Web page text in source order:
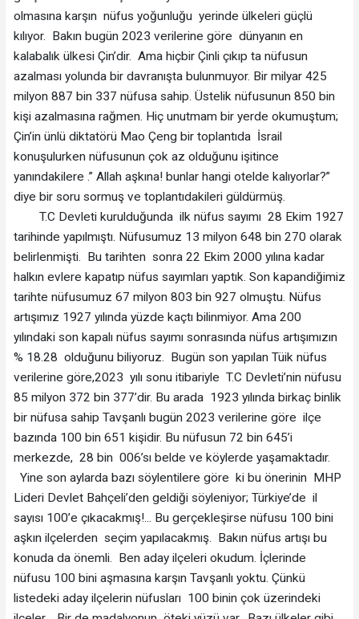
olmasına karşın nüfus yoğunluğu yerinde ülkeleri güçlü
kılıyor. Bakın bugün 2023 verilerine göre dünyanın en
kalabalık ülkesi Çin’dir. Ama hiçbir Çinli çıkıp ta nüfusun
azalması yolunda bir davranışta bulunmuyor. Bir milyar 425
milyon 887 bin 337 nüfusa sahip. Üstelik nüfusunun 850 bin
kişi azalmasına rağmen. Hiç unutmam bir yerde okumuştum;
Çin’in ünlü diktatörü Mao Çeng bir toplantıda İsrail
konuşulurken nüfusunun çok az olduğunu işitince
yanındakilere .” Allah aşkına! bunlar hangi otelde kalıyorlar?”
diye bir soru sormuş ve toplantıdakileri güldürmüş.
T.C Devleti kurulduğunda ilk nüfus sayımı 28 Ekim 1927
tarihinde yapılmıştı. Nüfusumuz 13 milyon 648 bin 270 olarak
belirlenmişti. Bu tarihten sonra 22 Ekim 2000 yılına kadar
halkın evlere kapatıp nüfus sayımları yaptık. Son kapandiğimiz
tarihte nüfusumuz 67 milyon 803 bin 927 olmuştu. Nüfus
artışımız 1927 yılında yüzde kaçtı bilinmiyor. Ama 200
yılındaki son kapalı nüfus sayımı sonrasında nüfus artışımızın
% 18.28 olduğunu biliyoruz. Bugün son yapılan Tüik nüfus
verilerine göre,2023 yılı sonu itibariyle T.C Devleti’nin nüfusu
85 milyon 372 bin 377’dir. Bu arada 1923 yılında birkaç binlik
bir nüfusa sahip Tavşanlı bugün 2023 verilerine göre ilçe
bazında 100 bin 651 kişidir. Bu nüfusun 72 bin 645’i
merkezde, 28 bin 006’sı belde ve köylerde yaşamaktadır.
Yine son aylarda bazı söylentilere göre ki bu önerinin MHP
Lideri Devlet Bahçeli’den geldiği söyleniyor; Türkiye’de il
sayısı 100’e çıkacakmış!... Bu gerçekleşirse nüfusu 100 bini
aşkın ilçelerden seçim yapılacakmış. Bakın nüfus artışı bu
konuda da önemli. Ben aday ilçeleri okudum. İçlerinde
nüfusu 100 bini aşmasına karşın Tavşanlı yoktu. Çünkü
listedeki aday ilçelerin nüfusları 100 binin çok üzerindeki